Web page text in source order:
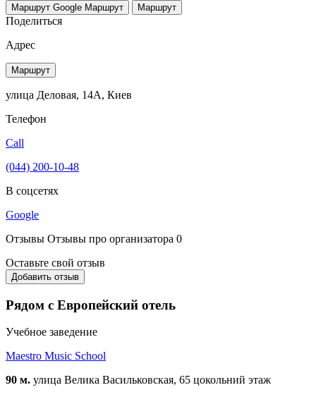
Маршрут Google Маршрут Маршрут
Поделиться
Адрес
Маршрут
улица Деловая, 14А, Киев
Телефон
Call
(044) 200-10-48
В соцсетях
Google
Отзывы Отзывы про организатора 0
Оставьте свой отзыв
Добавить отзыв
Рядом с Европейский отель
Учебное заведение
Maestro Music School
90 м. улица Велика Васильковская, 65 цокольний этаж